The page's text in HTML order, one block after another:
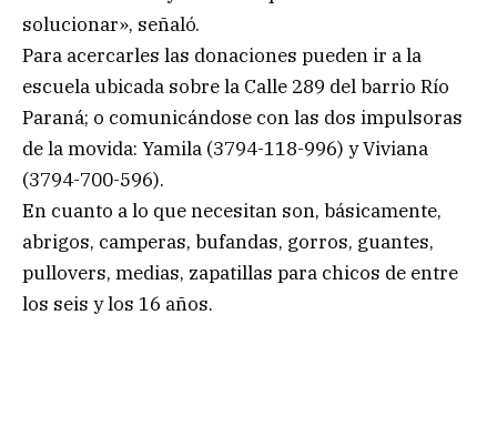
solucionar», señaló.
Para acercarles las donaciones pueden ir a la
escuela ubicada sobre la Calle 289 del barrio Río
Paraná; o comunicándose con las dos impulsoras
de la movida: Yamila (3794-118-996) y Viviana
(3794-700-596).
En cuanto a lo que necesitan son, básicamente,
abrigos, camperas, bufandas, gorros, guantes,
pullovers, medias, zapatillas para chicos de entre
los seis y los 16 años.